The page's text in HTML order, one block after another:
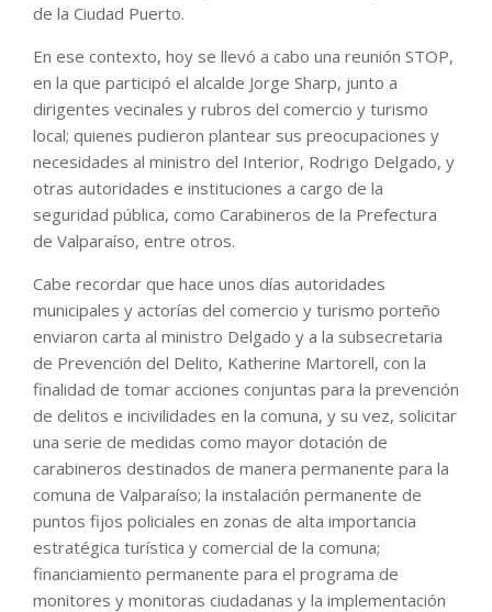
de la Ciudad Puerto.
En ese contexto, hoy se llevó a cabo una reunión STOP,
en la que participó el alcalde Jorge Sharp, junto a
dirigentes vecinales y rubros del comercio y turismo
local; quienes pudieron plantear sus preocupaciones y
necesidades al ministro del Interior, Rodrigo Delgado, y
otras autoridades e instituciones a cargo de la
seguridad pública, como Carabineros de la Prefectura
de Valparaíso, entre otros.
Cabe recordar que hace unos días autoridades
municipales y actorías del comercio y turismo porteño
enviaron carta al ministro Delgado y a la subsecretaria
de Prevención del Delito, Katherine Martorell, con la
finalidad de tomar acciones conjuntas para la prevención
de delitos e incivilidades en la comuna, y su vez, solicitar
una serie de medidas como mayor dotación de
carabineros destinados de manera permanente para la
comuna de Valparaíso; la instalación permanente de
puntos fijos policiales en zonas de alta importancia
estratégica turística y comercial de la comuna;
financiamiento permanente para el programa de
monitores y monitoras ciudadanas y la implementación